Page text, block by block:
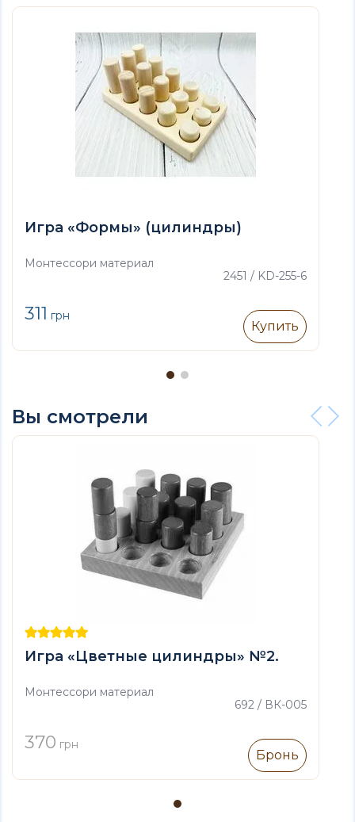
Игра «Формы» (цилиндры)
Монтессори материал
2451 / KD-255-6
311 грн
Купить
Вы смотрели
Игра «Цветные цилиндры» №2.
Монтессори материал
692 / ВК-005
370 грн
Бронь